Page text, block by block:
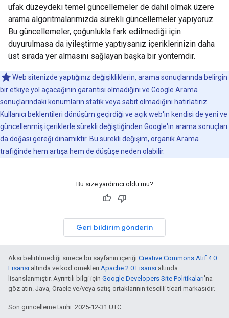
ufak düzeydeki temel güncellemeler de dahil olmak üzere
arama algoritmalarımızda sürekli güncellemeler yapıyoruz.
Bu güncellemeler, çoğunlukla fark edilmediği için
duyurulmasa da iyileştirme yaptıysanız içeriklerinizin daha
üst sırada yer almasını sağlayan başka bir yöntemdir.
Web sitenizde yaptığınız değişikliklerin, arama sonuçlarında belirgin
bir etkiye yol açacağının garantisi olmadığını ve Google Arama
sonuçlarındaki konumların statik veya sabit olmadığını hatırlatırız.
Kullanıcı beklentileri dönüşüm geçirdiği ve açık web'in kendisi de yeni ve
güncellenmiş içeriklerle sürekli değiştiğinden Google'ın arama sonuçları
da doğası gereği dinamiktir. Bu sürekli değişim, organik Arama
trafiğinde hem artışa hem de düşüşe neden olabilir.
Bu size yardımcı oldu mu?
Geri bildirim gönderin
Aksi belirtilmediği sürece bu sayfanın içeriği Creative Commons Atıf 4.0
Lisansı altında ve kod örnekleri Apache 2.0 Lisansı altında
lisanslanmıştır. Ayrıntılı bilgi için Google Developers Site Politikaları'na
göz atın. Java, Oracle ve/veya satış ortaklarının tescilli ticari markasıdır.
Son güncelleme tarihi: 2025-12-31 UTC.